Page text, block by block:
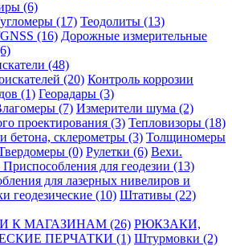
(6)
(17) Теодолиты (13)
(16) Дорожные измерительные
(48)
(20) Контроль коррозии
(1) Георадары (3)
(7) Измерители шума (2)
проектирования (3) Тепловизоры (18)
бетона, склерометры (3) Толщиномеры
(0) Рулетки (6) Вехи.
для геодезии (13)
для лазерных нивелиров и
геодезические (10) Штативы (22)
К МАГАЗИНАМ (26) РЮКЗАКИ,
ПЕРЧАТКИ (1) Штурмовки (2)